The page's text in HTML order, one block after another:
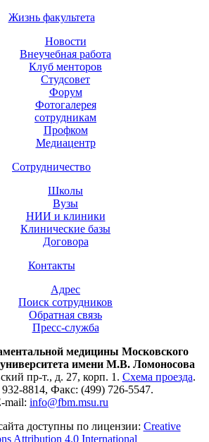
Жизнь факультета
Новости
Внеучебная работа
Клуб менторов
Студсовет
Форум
Фотогалерея
сотрудникам
Профком
Медиацентр
Сотрудничество
Школы
Вузы
НИИ и клиники
Клинические базы
Договора
Контакты
Адрес
Поиск сотрудников
Обратная связь
Пресс-служба
медицины Московского
университета имени М.В. Ломоносова
пр-т., д. 27, корп. 1. Схема проезда.
8814, Факс: (499) 726-5547.
mail: info@fbm.msu.ru
доступны по лицензии: Creative
Attribution 4.0 International